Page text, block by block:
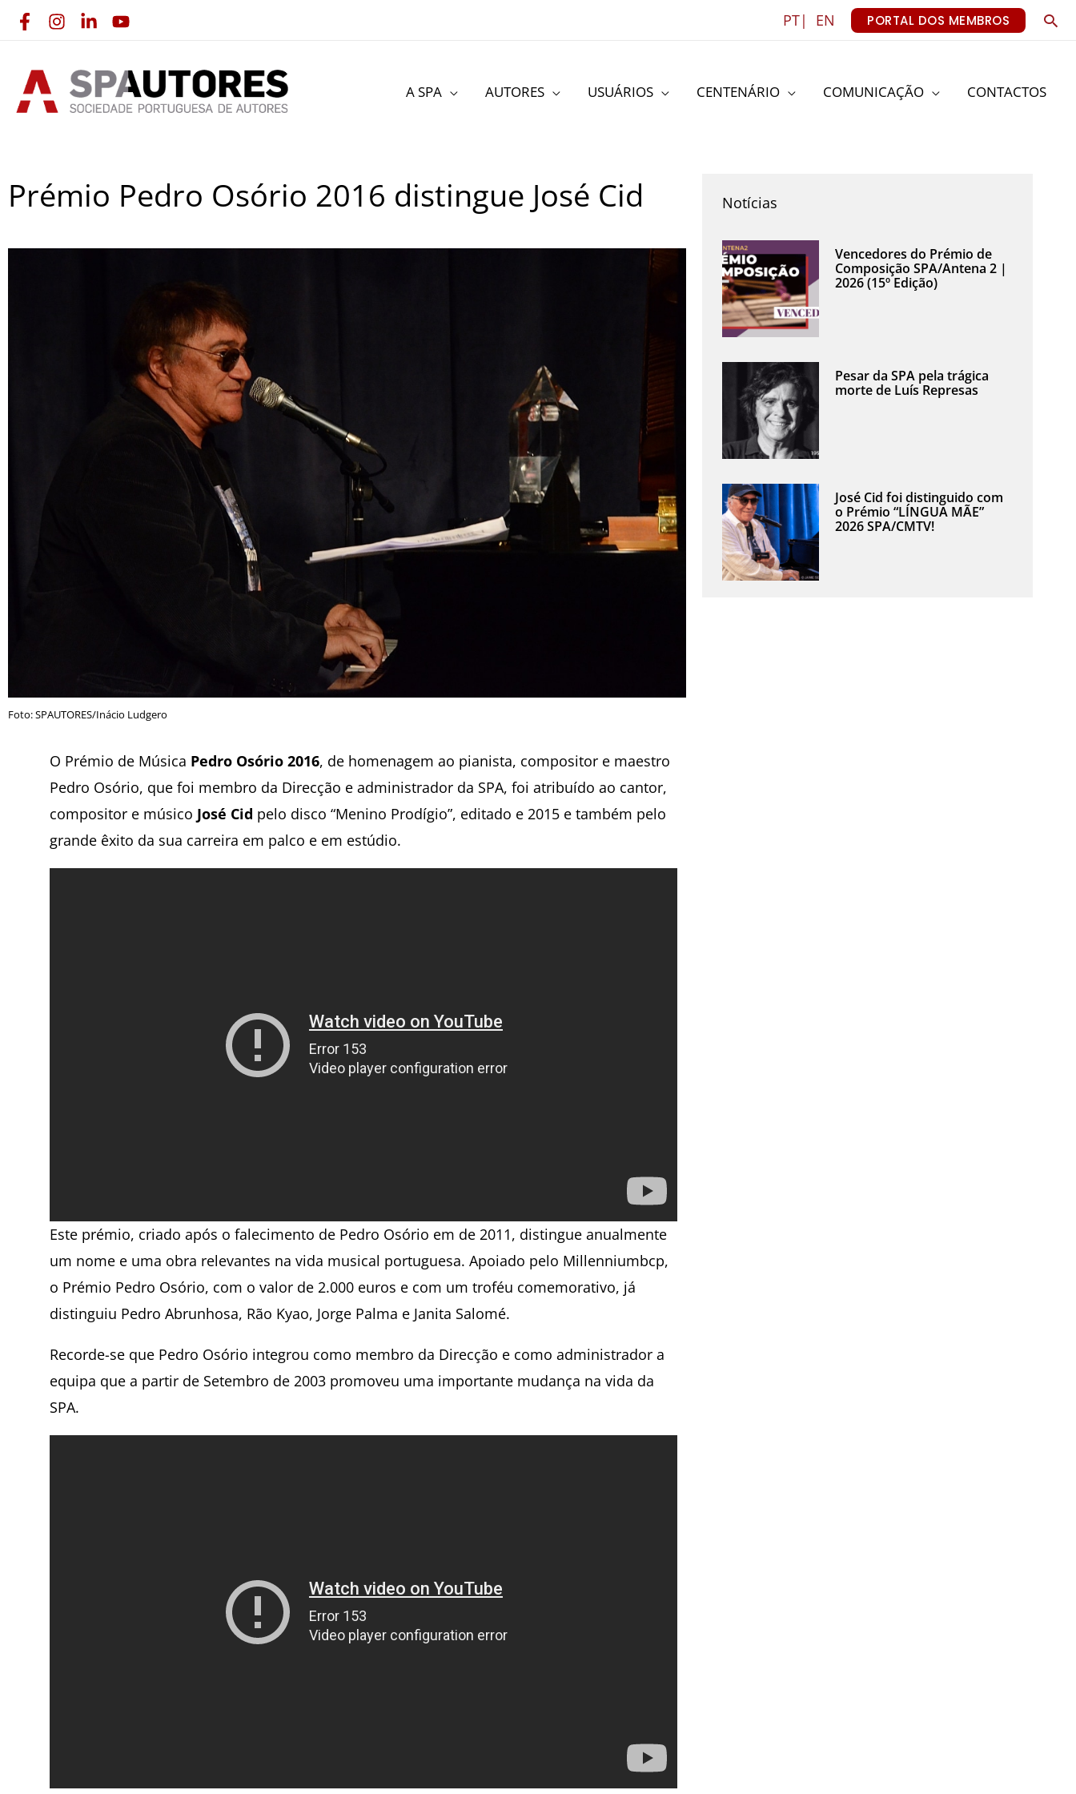
Skip
content
PT| EN PORTAL DOS MEMBROS
A SPA AUTORES USUÁRIOS CENTENÁRIO COMUNICAÇÃO CONTACTOS
Prémio Pedro Osório 2016 distingue José Cid
Foto: SPAUTORES/Inácio Ludgero
O Prémio de Música Pedro Osório 2016, de homenagem ao pianista, compositor e maestro
Pedro Osório, que foi membro da Direcção e administrador da SPA, foi atribuído ao cantor,
compositor e músico José Cid pelo disco “Menino Prodígio”, editado e 2015 e também pelo
grande êxito da sua carreira em palco e em estúdio.
Este prémio, criado após o falecimento de Pedro Osório em de 2011, distingue anualmente
um nome e uma obra relevantes na vida musical portuguesa. Apoiado pelo Millenniumbcp,
o Prémio Pedro Osório, com o valor de 2.000 euros e com um troféu comemorativo, já
distinguiu Pedro Abrunhosa, Rão Kyao, Jorge Palma e Janita Salomé.
Recorde-se que Pedro Osório integrou como membro da Direcção e como administrador a
equipa que a partir de Setembro de 2003 promoveu uma importante mudança na vida da
SPA.
Notícias
Vencedores do Prémio de
Composição SPA/Antena 2 |
2026 (15º Edição)
Pesar da SPA pela trágica
morte de Luís Represas
José Cid foi distinguido com
o Prémio “LÍNGUA MÃE”
2026 SPA/CMTV!